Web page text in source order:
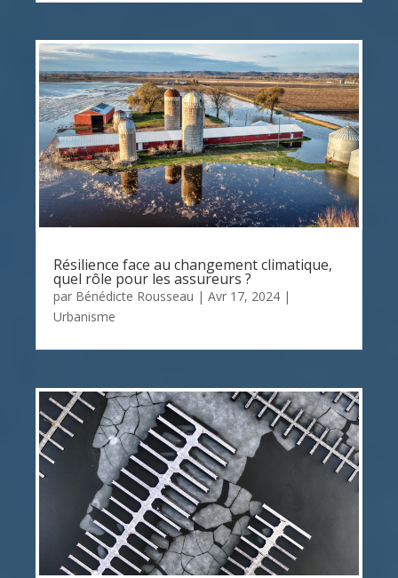
Résilience face au changement climatique,
quel rôle pour les assureurs ?
par Bénédicte Rousseau | Avr 17, 2024 |
Urbanisme